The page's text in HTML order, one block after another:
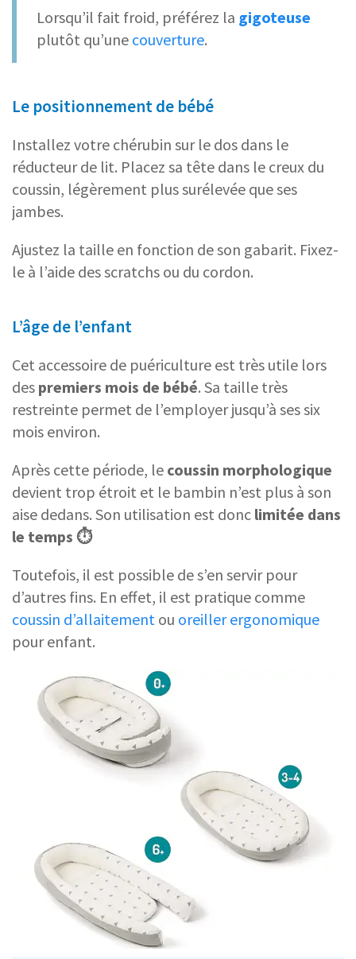
Lorsqu’il fait froid, préférez la gigoteuse
plutôt qu’une couverture.
Le positionnement de bébé
Installez votre chérubin sur le dos dans le
réducteur de lit. Placez sa tête dans le creux du
coussin, légèrement plus surélevée que ses
jambes.
Ajustez la taille en fonction de son gabarit. Fixez-
le à l’aide des scratchs ou du cordon.
L’âge de l’enfant
Cet accessoire de puériculture est très utile lors
des premiers mois de bébé. Sa taille très
restreinte permet de l’employer jusqu’à ses six
mois environ.
Après cette période, le coussin morphologique
devient trop étroit et le bambin n’est plus à son
aise dedans. Son utilisation est donc limitée dans
le temps ⏱️
Toutefois, il est possible de s’en servir pour
d’autres fins. En effet, il est pratique comme
coussin d’allaitement ou oreiller ergonomique
pour enfant.